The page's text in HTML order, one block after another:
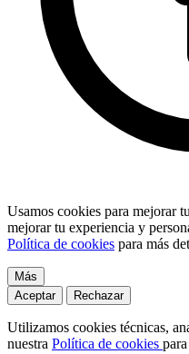
Usamos cookies para mejorar
mejorar tu experiencia y
Política de cookies para más
Más
Aceptar
Rechazar
Utilizamos cookies técnicas,
nuestra Política de cookies